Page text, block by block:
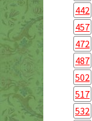
442
457
472
487
502
517
532